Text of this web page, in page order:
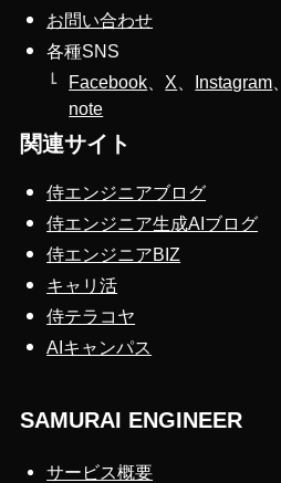
お問い合わせ
各種SNS
Facebook
X Instagram
note
関連サイト
侍エンジニアブログ
侍エンジニア生成AIブログ
侍エンジニアBIZ
キャリ活
侍テラコヤ
AIキャンパス
SAMURAI ENGINEER
サービス概要